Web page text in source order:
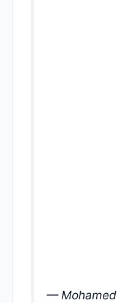
— Mohamed